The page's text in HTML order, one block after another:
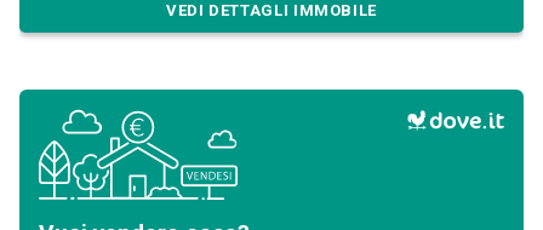
VEDI DETTAGLI IMMOBILE